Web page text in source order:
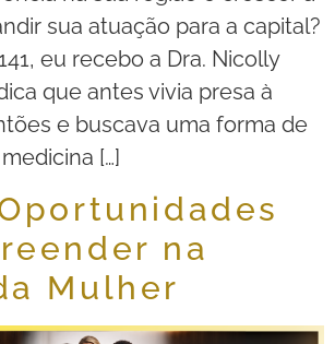
sua atuação para a capital?
eu recebo a Dra. Nicolly
que antes vivia presa à
e buscava uma forma de
[…]
na
Mulher